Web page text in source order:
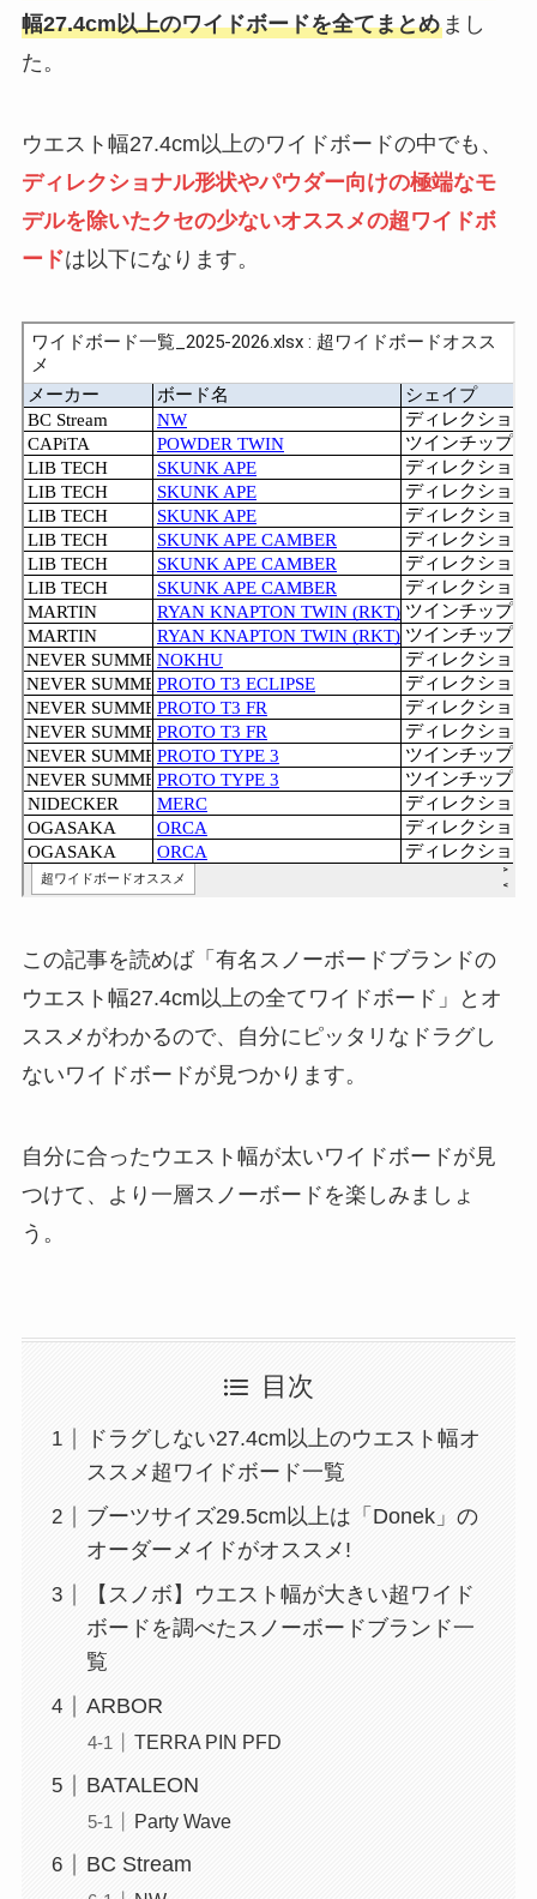
幅27.4cm以上のワイドボードを全てまとめまし
た。
ウエスト幅27.4cm以上のワイドボードの中でも、
ディレクショナル形状やパウダー向けの極端なモ
デルを除いたクセの少ないオススメの超ワイドボ
ードは以下になります。
この記事を読めば「有名スノーボードブランドの
ウエスト幅27.4cm以上の全てワイドボード」とオ
ススメがわかるので、自分にピッタリなドラグし
ないワイドボードが見つかります。
自分に合ったウエスト幅が太いワイドボードが見
つけて、より一層スノーボードを楽しみましょ
う。
目次
ドラグしない27.4cm以上のウエスト幅オ
ススメ超ワイドボード一覧
ブーツサイズ29.5cm以上は「Donek」の
オーダーメイドがオススメ!
【スノボ】ウエスト幅が大きい超ワイド
ボードを調べたスノーボードブランド一
覧
ARBOR
TERRA PIN PFD
BATALEON
Party Wave
BC Stream